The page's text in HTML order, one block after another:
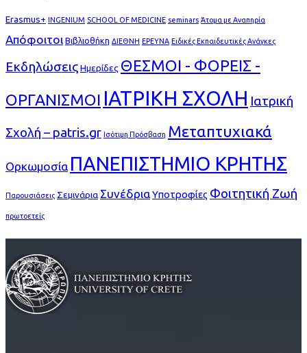
Erasmus+ INGENIUM SCHOOL OF MEDICINE seminars Άτομα με Αναπηρία
Απόφοιτοι Βιβλιοθήκη ΔΙΕΘΝΗ ΕΡΕΥΝΑ Ειδικές Εκπαιδευτικές Ανάγκες
ΕκδηλώσειςΗμερίδες ΘΕΣΜΟΙ - ΦΟΡΕΙΣ -
ΟΡΓΑΝΙΣΜΟΙ ΙΑΤΡΙΚΗ ΣΧΟΛΗ Ιατρική
Σχολή – patris.gr Ισότιμη Πρόσβαση Μεταπτυχιακά
Ορκωμοσία ΠΑΝΕΠΙΣΤΗΜΙΟ ΚΡΗΤΗΣ
Παρουσιάσεις Σεμινάρια ΣυνέδριαΥποτροφίες Φοιτητική Ζωή
πρωτοετείς